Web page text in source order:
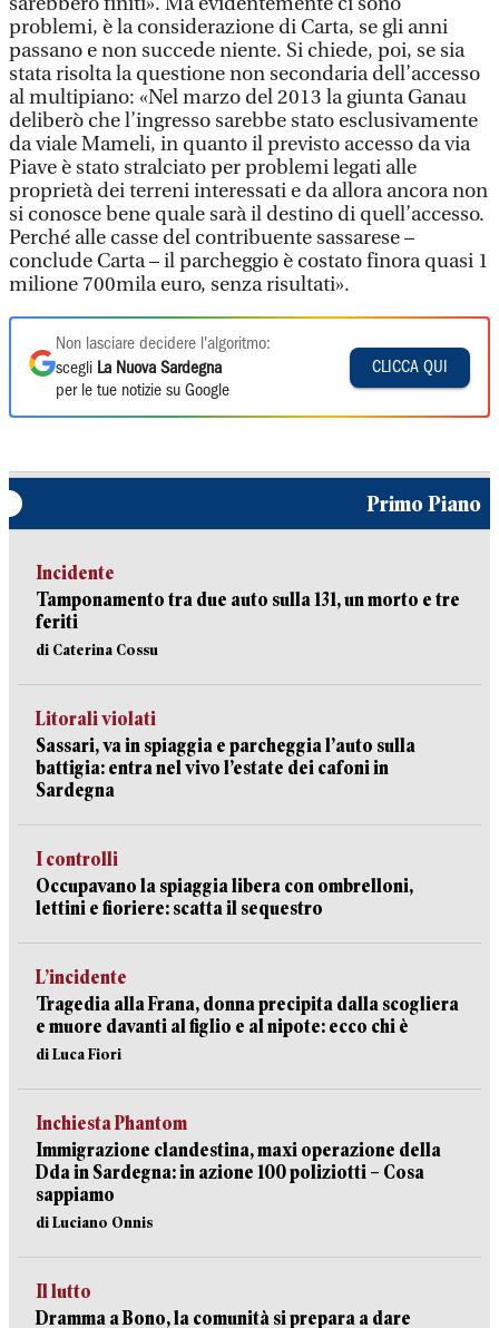
problemi, è la considerazione di Carta, se gli anni
passano e non succede niente. Si chiede, poi, se sia
stata risolta la questione non secondaria dell’accesso
al multipiano: «Nel marzo del 2013 la giunta Ganau
deliberò che l’ingresso sarebbe stato esclusivamente
da viale Mameli, in quanto il previsto accesso da via
Piave è stato stralciato per problemi legati alle
proprietà dei terreni interessati e da allora ancora non
si conosce bene quale sarà il destino di quell’accesso.
Perché alle casse del contribuente sassarese –
conclude Carta – il parcheggio è costato finora quasi 1
milione 700mila euro, senza risultati».
Non lasciare decidere l'algoritmo:
scegli La Nuova Sardegna
per le tue notizie su Google
CLICCA QUI
Primo Piano
Incidente
Tamponamento tra due auto sulla 131, un morto e tre
feriti
di Caterina Cossu
Litorali violati
Sassari, va in spiaggia e parcheggia l’auto sulla
battigia: entra nel vivo l’estate dei cafoni in
Sardegna
I controlli
Occupavano la spiaggia libera con ombrelloni,
lettini e fioriere: scatta il sequestro
L’incidente
Tragedia alla Frana, donna precipita dalla scogliera
e muore davanti al figlio e al nipote: ecco chi è
di Luca Fiori
Inchiesta Phantom
Immigrazione clandestina, maxi operazione della
Dda in Sardegna: in azione 100 poliziotti – Cosa
sappiamo
di Luciano Onnis
Il lutto
Dramma a Bono, la comunità si prepara a dare